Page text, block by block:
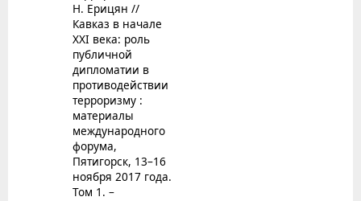
Н. Ерицян //
Кавказ в начале
XXI века: роль
публичной
дипломатии в
противодействии
терроризму :
материалы
международного
форума,
Пятигорск, 13–16
ноября 2017 года.
Том 1. –